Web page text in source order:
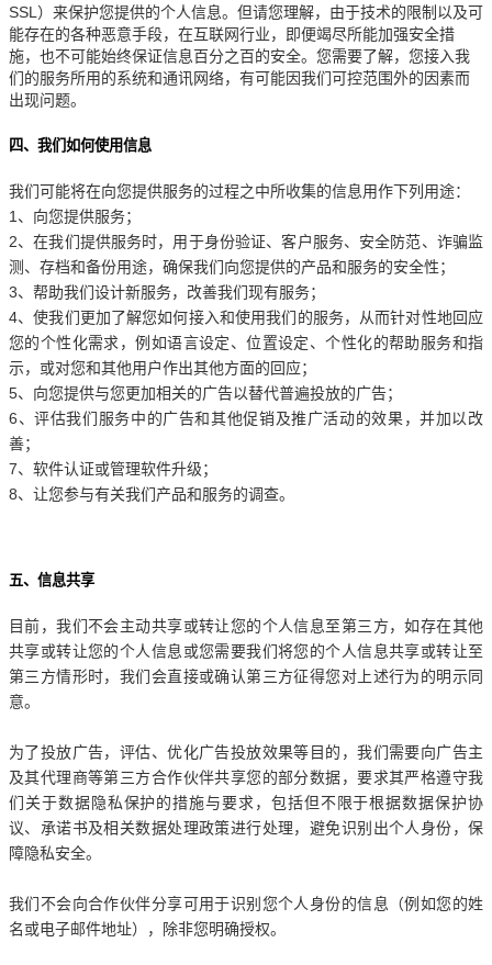
SSL）来保护您提供的个人信息。但请您理解，由于技术的限制以及可
能存在的各种恶意手段，在互联网行业，即便竭尽所能加强安全措
施，也不可能始终保证信息百分之百的安全。您需要了解，您接入我
们的服务所用的系统和通讯网络，有可能因我们可控范围外的因素而
出现问题。
四、我们如何使用信息
我们可能将在向您提供服务的过程之中所收集的信息用作下列用途：
1、向您提供服务；
2、在我们提供服务时，用于身份验证、客户服务、安全防范、诈骗监
测、存档和备份用途，确保我们向您提供的产品和服务的安全性；
3、帮助我们设计新服务，改善我们现有服务；
4、使我们更加了解您如何接入和使用我们的服务，从而针对性地回应
您的个性化需求，例如语言设定、位置设定、个性化的帮助服务和指
示，或对您和其他用户作出其他方面的回应；
5、向您提供与您更加相关的广告以替代普遍投放的广告；
6、评估我们服务中的广告和其他促销及推广活动的效果，并加以改
善；
7、软件认证或管理软件升级；
8、让您参与有关我们产品和服务的调查。
五、信息共享
目前，我们不会主动共享或转让您的个人信息至第三方，如存在其他
共享或转让您的个人信息或您需要我们将您的个人信息共享或转让至
第三方情形时，我们会直接或确认第三方征得您对上述行为的明示同
意。
为了投放广告，评估、优化广告投放效果等目的，我们需要向广告主
及其代理商等第三方合作伙伴共享您的部分数据，要求其严格遵守我
们关于数据隐私保护的措施与要求，包括但不限于根据数据保护协
议、承诺书及相关数据处理政策进行处理，避免识别出个人身份，保
障隐私安全。
我们不会向合作伙伴分享可用于识别您个人身份的信息（例如您的姓
名或电子邮件地址），除非您明确授权。